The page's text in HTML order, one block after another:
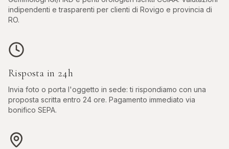
indipendenti e trasparenti per clienti di Rovigo e provincia di
RO.
Risposta in 24h
Invia foto o porta l'oggetto in sede: ti rispondiamo con una
proposta scritta entro 24 ore. Pagamento immediato via
bonifico SEPA.